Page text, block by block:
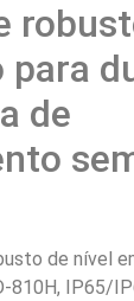
de
de nível
810H, IP65/